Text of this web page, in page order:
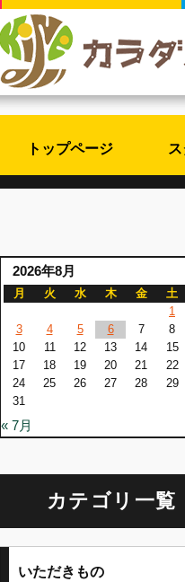
トップページ
2026年8月
月 火 水 木 金 土
1
3
4 5 6 7 8
10
11 12 13 14 15
17
18 19 20 21 22
24
25 26 27 28 29
31
« 7月
カテゴリ一覧
いただきもの